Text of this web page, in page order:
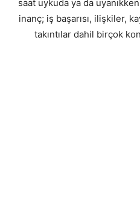
saat uykuda ya da
inanç; iş başarısı, ilişkiler,
takıntılar dahil birçok